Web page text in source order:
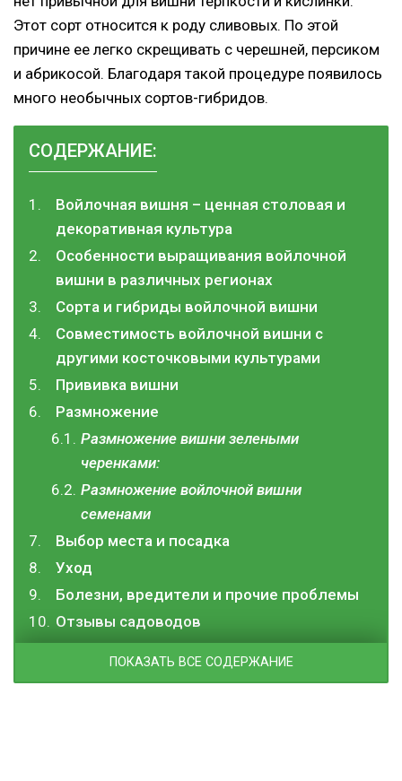
Этот сорт относится к роду сливовых. По этой
причине ее легко скрещивать с черешней, персиком
и абрикосой. Благодаря такой процедуре появилось
много необычных сортов-гибридов.
СОДЕРЖАНИЕ:
Войлочная вишня – ценная столовая и
декоративная культура
Особенности выращивания войлочной
вишни в различных регионах
Сорта и гибриды войлочной вишни
Совместимость войлочной вишни с
другими косточковыми культурами
Прививка вишни
Размножение
Размножение вишни зелеными
черенками:
Размножение войлочной вишни
семенами
Выбор места и посадка
Уход
Болезни, вредители и прочие проблемы
Отзывы садоводов
ПОКАЗАТЬ ВСЕ СОДЕРЖАНИЕ